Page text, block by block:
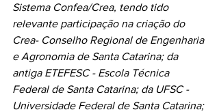
Sistema Confea/Crea, tendo tido
relevante participação na criação do
Crea- Conselho Regional de Engenharia
e Agronomia de Santa Catarina; da
antiga ETEFESC - Escola Técnica
Federal de Santa Catarina; da UFSC -
Universidade Federal de Santa Catarina;